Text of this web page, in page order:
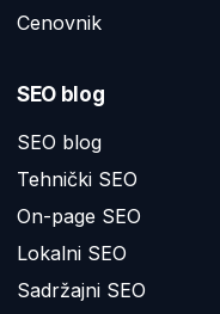
Cenovnik
SEO blog
SEO blog
Tehnički SEO
On-page SEO
Lokalni SEO
Sadržajni SEO